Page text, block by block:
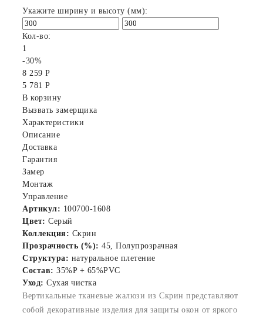
Укажите ширину и высоту (мм):
Кол-во:
1
-30%
8 259 Р
5 781 Р
В корзину
Вызвать замерщика
Характеристики
Описание
Доставка
Гарантия
Замер
Монтаж
Управление
Артикул: 100700-1608
Цвет: Серый
Коллекция: Скрин
Прозрачность (%): 45, Полупрозрачная
Структура: натуральное плетение
Состав: 35%P + 65%PVC
Уход: Сухая чистка
Вертикальные тканевые жалюзи из Скрин представляют
собой декоративные изделия для защиты окон от яркого